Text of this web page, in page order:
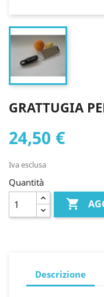
GRATTUGIA
24,50 €
Iva esclusa
Quantità

Descrizione